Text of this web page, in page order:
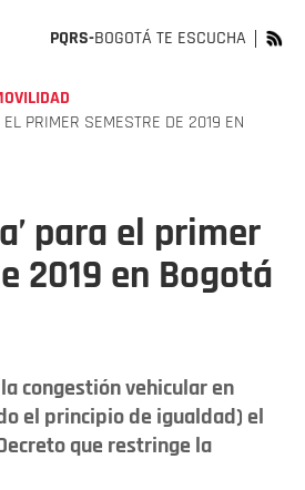
PQRS-BOGOTÁ TE ESCUCHA
EL PRIMER SEMESTRE DE 2019 EN
para el primer
2019 en Bogotá
congestión vehicular en
el principio de igualdad) el
que restringe la